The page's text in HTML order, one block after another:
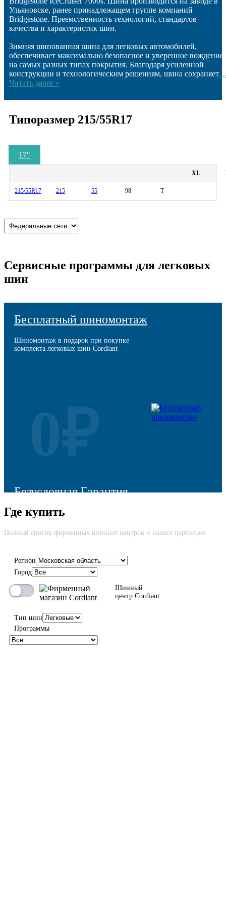
Ульяновске, ранее принадлежащем группе компаний
Bridgestone. Преемственность технологий, стандартов
качества и характеристик шин.
Зимняя шипованная шина для легковых автомобилей,
обеспечивает максимально безопасное и уверенное вождение
на самых разных типах покрытия. Благодаря усиленной
конструкции и технологическим решениям, шина сохраняет
Читать далее »
Типоразмер 215/55R17
17″
XL
215/55R17 215 55 98 T
Сервисные программы для легковых
шин
Бесплатный шиномонтаж
Шиномонтаж в подарок при покупке
комплекта легковых шин Cordiant
100%
Безусловная Гарантия
Cкидка до 100% на новую шину вне зависимости от причины
возврата
Где купить
Полный список фирменных шинных центров и наших партнеров
Регион
Город
Шинный
центр Cordiant
Тип шин
Программы